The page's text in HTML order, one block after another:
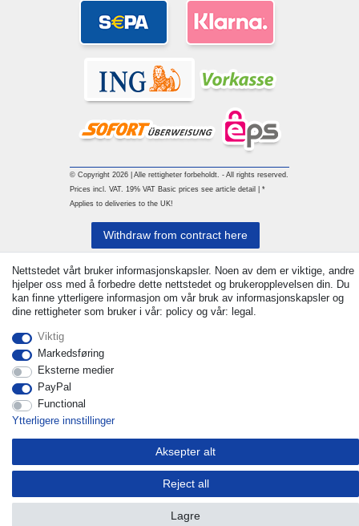
© Copyright 2026 | Alle rettigheter forbeholdt. - All rights reserved.
Prices incl. VAT. 19% VAT Basic prices see article detail | *
Applies to deliveries to the UK!
Nettstedet vårt bruker informasjonskapsler. Noen av dem er viktige, andre
hjelper oss med å forbedre dette nettstedet og brukeropplevelsen din. Du
kan finne ytterligere informasjon om vår bruk av informasjonskapsler og
dine rettigheter som bruker i vår: policy og vår: legal.
Viktig
Markedsføring
Eksterne medier
PayPal
Functional
Ytterligere innstillinger
Aksepter alt
Reject all
Lagre
Withdraw from contract here
Ta kontakt med